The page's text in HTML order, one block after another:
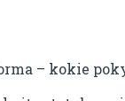
– kokie